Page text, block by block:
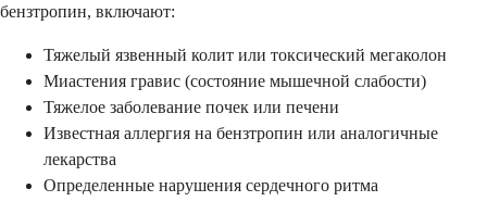
бензтропин, включают:
Тяжелый язвенный колит или токсический мегаколон
Миастения гравис (состояние мышечной слабости)
Тяжелое заболевание почек или печени
Известная аллергия на бензтропин или аналогичные
лекарства
Определенные нарушения сердечного ритма